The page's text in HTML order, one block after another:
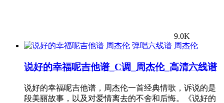
9.0K
周杰伦
说好的幸福呢吉他谱_C调_周杰伦_高清六线谱
说好的幸福呢吉他谱，周杰伦一首经典情歌，诉说的是
段美丽故事，以及对爱情离去的不舍和后悔。《说好的